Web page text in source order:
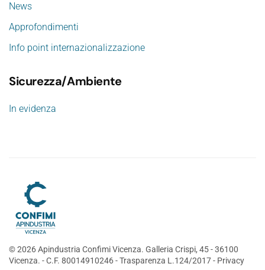
News
Approfondimenti
Info point internazionalizzazione
Sicurezza/Ambiente
In evidenza
©2026Apindustria Confimi Vicenza. Galleria Crispi, 45 - 36100
Vicenza. - C.F. 80014910246 -Trasparenza L.124/2017- Privacy